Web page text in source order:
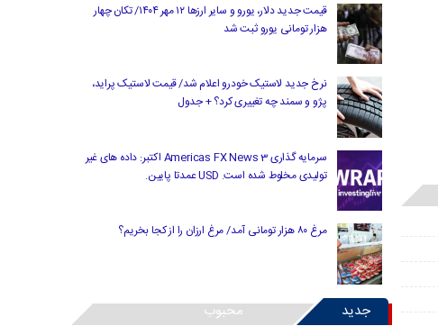
قیمت جدید دلار، یورو و سایر ارزها ۱۲ مهر ۱۴۰۴/ تکان چهار
هزار تومانی یورو ثبت شد
نرخ جدید لاستیک خودرو اعلام شد/ قیمت لاستیک پراید،
پژو و سمند چه تغییری کرد؟ + جدول
سرمایه گذاری Americas FX News 3 اکتبر: داده های غیر
تولیدی مخلوط شده است. USD عمدتا پایین.
مرغ ۸۰ هزار تومانی آمد/ مرغ ارزان را از کجا بخریم؟
جدید محبوب